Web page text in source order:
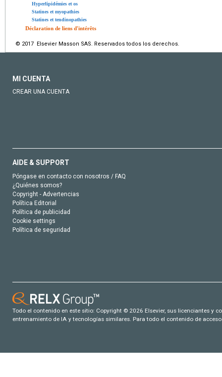
Hyperlipidémies et os
Statines et myopathies
Statines et tendinopathies
Déclaration de liens d'intérêts
© 2017 Elsevier Masson SAS. Reservados todos los derechos.
MI CUENTA
CREAR UNA CUENTA
AIDE & SUPPORT
Póngase en contacto con nosotros / FAQ
¿Quiénes somos?
Copyright - Advertencias
Política Editorial
Política de publicidad
Cookie settings
Política de seguridad
Todo el contenido en este sitio: Copyright © 2026 Elsevier, sus licenciantes y
entrenamiento de IA y tecnologías similares. Para todo el contenido de